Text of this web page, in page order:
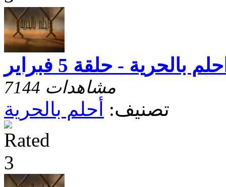
بالحرية - حلقة 5 فبراير
7144 مشاهدات
تصنيف: أحلم بالحرية